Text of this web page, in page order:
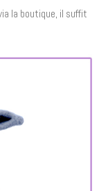
la boutique, il suffit